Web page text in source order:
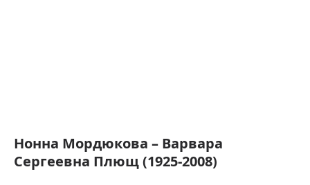
Нонна Мордюкова – Варвара
Сергеевна Плющ (1925-2008)